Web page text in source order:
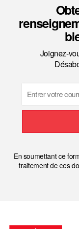
Joignez-
En soumettant ce
traitement de ces